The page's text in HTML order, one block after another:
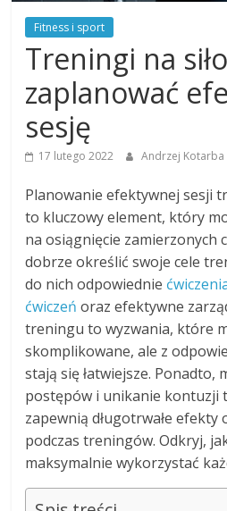
Fitness i sport
Treningi na
zaplanować
sesję
17 lutego 2022 Andrzej Kotarba
Planowanie efektywnej sesji
to kluczowy element, który
na osiągnięcie zamierzonych
dobrze określić swoje cele
do nich odpowiednie
ćwiczeń oraz efektywne
treningu to wyzwania, które
skomplikowane, ale z
stają się łatwiejsze. Ponadto,
postępów i unikanie kontuzji
zapewnią długotrwałe
podczas treningów. Odkryj,
maksymalnie wykorzystać